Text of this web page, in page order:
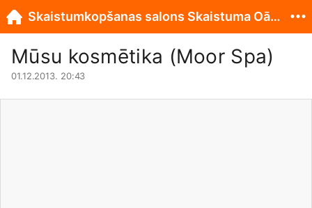
Mūsu kosmētika (Moor Spa)
01.12.2013. 20:43
Skaistumkopšanas salons Skaistuma Oāze